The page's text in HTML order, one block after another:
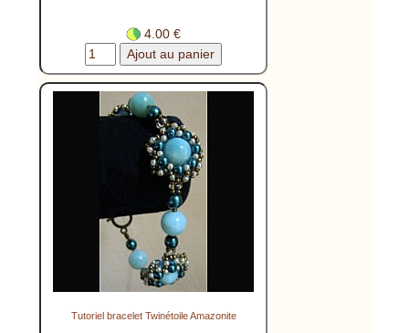
4.00 €
Tutoriel bracelet Twinétoile Amazonite